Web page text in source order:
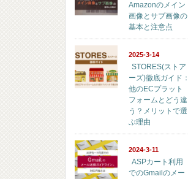
Amazonのメイン
画像とサブ画像の
基本と注意点
2025-3-14
STORES(ストア
ーズ)徹底ガイド：
他のECプラット
フォームとどう違
う？メリットで選
ぶ理由
2024-3-11
ASPカート利用
でのGmailのメー